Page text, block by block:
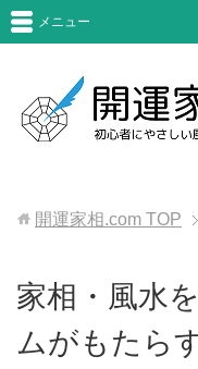
メニュー
開運家相.com TOP
家相・風水
ムがもたら